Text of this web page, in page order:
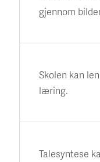
gjennom
Skolen kan
læring.
Talesyntese